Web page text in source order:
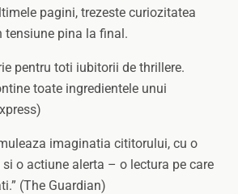
pagini, trezeste curiozitatea
pina la final.
pentru toti iubitorii de thrillere.
toate ingredientele unui
imaginatia cititorului, cu o
o actiune alerta – o lectura pe care
(The Guardian)